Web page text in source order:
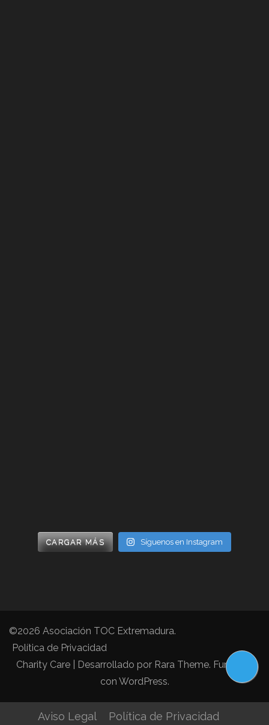
CARGAR MÁS Síguenos en Instagram
©2026 Asociación TOC Extremadura.
Política de Privacidad
Charity Care | Desarrollado por Rara Theme. Funciona
con WordPress.
Aviso Legal Política de Privacidad